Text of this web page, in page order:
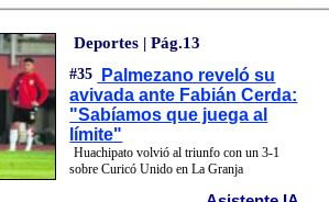
Deportes | Pág.13
#35
Palmezano reveló su
avivada ante Fabián Cerda:
"Sabíamos que juega al
límite"
Huachipato volvió al triunfo con un 3-1
sobre Curicó Unido en La Granja